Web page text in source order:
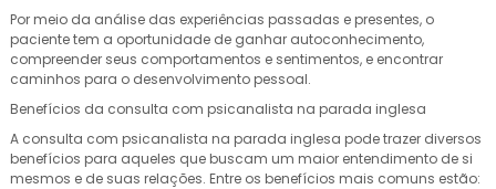
Por meio da análise das experiências passadas e presentes, o
paciente tem a oportunidade de ganhar autoconhecimento,
compreender seus comportamentos e sentimentos, e encontrar
caminhos para o desenvolvimento pessoal.
Benefícios da consulta com psicanalista na parada inglesa
A consulta com psicanalista na parada inglesa pode trazer diversos
benefícios para aqueles que buscam um maior entendimento de si
mesmos e de suas relações. Entre os benefícios mais comuns estão: